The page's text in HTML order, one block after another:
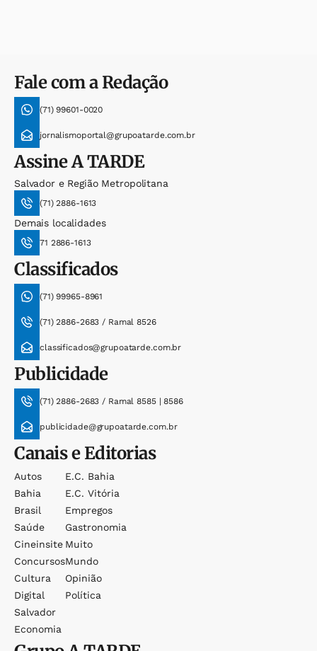
Fale com a Redação
(71) 99601-0020
jornalismoportal@grupoatarde.com.br
AssineA TARDE
Salvador e Região Metropolitana
(71) 2886-1613
Demais localidades
71 2886-1613
Classificados
(71) 99965-8961
(71) 2886-2683 / Ramal 8526
classificados@grupoatarde.com.br
Publicidade
(71) 2886-2683 / Ramal 8585 | 8586
publicidade@grupoatarde.com.br
Canais e Editorias
Autos
Bahia
Brasil
Saúde
Cineinsite
Concursos
Cultura
Digital
Salvador
Economia
E.c. Bahia
E.c. Vitória
Empregos
Gastronomia
Muito
Mundo
Opinião
Política